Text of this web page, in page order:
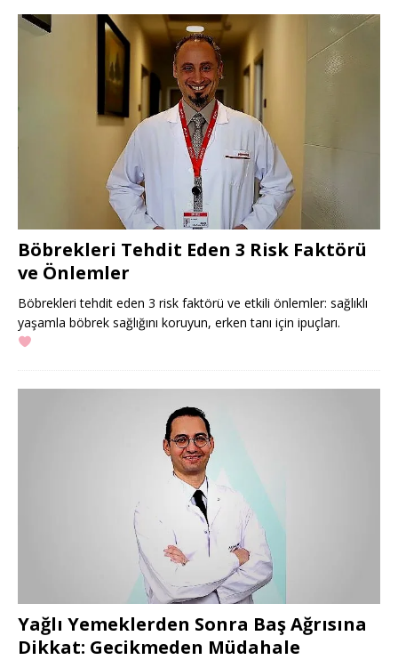
Böbrekleri Tehdit Eden 3 Risk Faktörü
ve Önlemler
Böbrekleri tehdit eden 3 risk faktörü ve etkili önlemler: sağlıklı
yaşamla böbrek sağlığını koruyun, erken tanı için ipuçları.
Yağlı Yemeklerden Sonra Baş Ağrısına
Dikkat: Gecikmeden Müdahale